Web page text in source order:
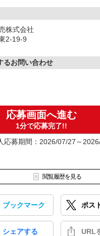
株式会社
2-19-9
るお問い合わせ
応募画面へ進む
1分で応募完了!!
応募期間：2026/07/27～
閲覧履歴を見る
ブックマーク ポス
シェアする URL